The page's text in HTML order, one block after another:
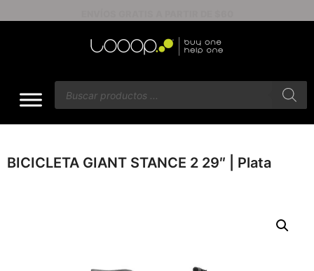
BICICLETA GIANT STANCE 2 29″ | Plata